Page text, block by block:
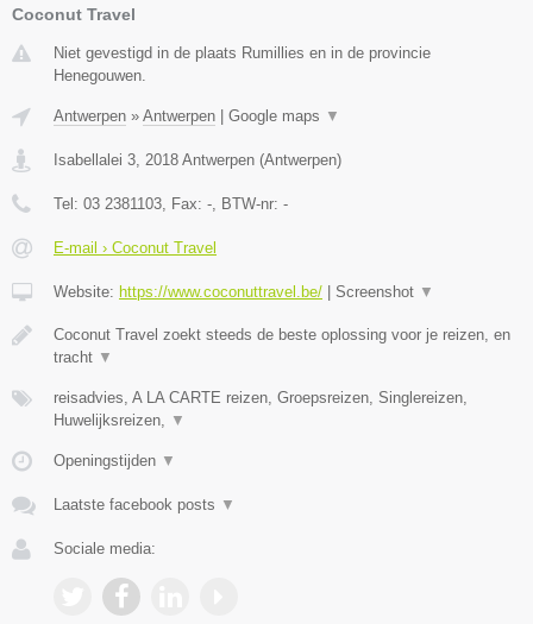
Coconut Travel
Niet gevestigd in de plaats Rumillies en in de provincie
Henegouwen.
Antwerpen » Antwerpen Google maps ▼
Isabellalei 3 2018 Antwerpen (Antwerpen)
Tel: 03 2381103 , Fax: - , BTW-nr: -
E-mail › Coconut Travel
Website: https://www.coconuttravel.be/ Screenshot ▼
Coconut Travel zoekt steeds de beste oplossing voor je reizen, en
tracht ▼
reisadvies, A LA CARTE reizen, Groepsreizen, Singlereizen,
Huwelijksreizen,
▼
Openingstijden ▼
Laatste facebook posts ▼
Sociale media: